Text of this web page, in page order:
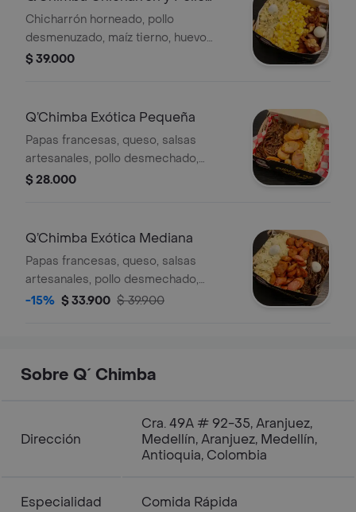
Mediana
Chicharrón horneado, pollo
desmenuzado, maíz tierno, huevo
cocido. Incluye salsas artesanales.
$ 39.000
Q’Chimba Exótica Pequeña
Papas francesas, queso, salsas
artesanales, pollo desmechado,
chorizo y carne desmechada
$ 28.000
Q’Chimba Exótica Mediana
Papas francesas, queso, salsas
artesanales, pollo desmechado,
chorizo y carne desmechada
-15% $ 33.900 $ 39.900
Sobre Q´ Chimba
Dirección
Cra. 49A # 92-35, Aranjuez,
Medellín, Aranjuez, Medellín,
Antioquia, Colombia
Especialidad Comida Rápida